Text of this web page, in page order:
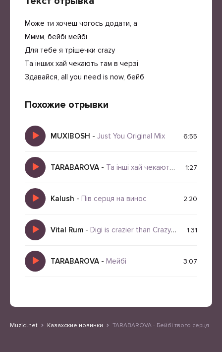
Може ти хочеш чогось додати, а
Мммм, бейбі мейбі
Для тебе я трішечки crazy
Та інших хай чекають там в черзі
Здавайся, all you need is now, бейб
Похожие отрывки
MUXIBOSH - Just You Original Mix 6:55
TARABAROVA - Та інші хай чекають там в черзі 1:27
Kalush - Пів серця на винос 2:20
Vital Rum - Digi is crazier than Crazy Frog! 1:31
TARABAROVA - Мейбі 3:07
Muzid.net Казахские новинки TARABAROVA - Бейбі твого серця